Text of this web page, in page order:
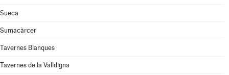
Sueca
Sumacàrcer
Tavernes Blanques
Tavernes de la Valldigna